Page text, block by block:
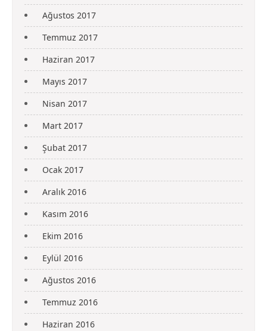
Ağustos 2017
Temmuz 2017
Haziran 2017
Mayıs 2017
Nisan 2017
Mart 2017
Şubat 2017
Ocak 2017
Aralık 2016
Kasım 2016
Ekim 2016
Eylül 2016
Ağustos 2016
Temmuz 2016
Haziran 2016